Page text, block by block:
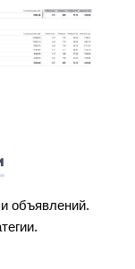
объявлений.